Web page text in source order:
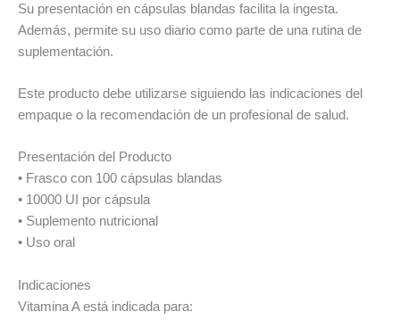
Su presentación en cápsulas blandas facilita la ingesta.
Además, permite su uso diario como parte de una rutina de
suplementación.
Este producto debe utilizarse siguiendo las indicaciones del
empaque o la recomendación de un profesional de salud.
Presentación del Producto
• Frasco con 100 cápsulas blandas
• 10000 UI por cápsula
• Suplemento nutricional
• Uso oral
Indicaciones
Vitamina A está indicada para: